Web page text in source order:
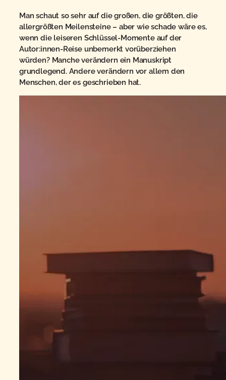
Man schaut so sehr auf die großen, die größten, die
allergrößten Meilensteine – aber wie schade wäre es,
wenn die leiseren Schlüssel-Momente auf der
Autor:innen-Reise unbemerkt vorüberziehen
würden? Manche verändern ein Manuskript
grundlegend. Andere verändern vor allem den
Menschen, der es geschrieben hat.